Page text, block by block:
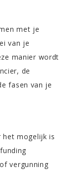
met je
van je
manier wordt
de
fasen van je
het mogelijk is
vergunning